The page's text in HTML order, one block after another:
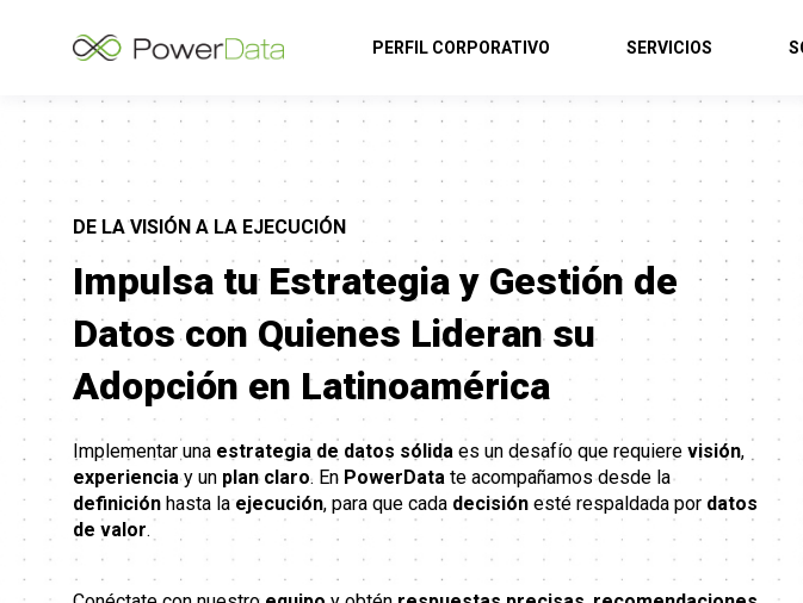
PERFIL CORPORATIVO SERVICIOS
DE LA VISIÓN A LA EJECUCIÓN
Impulsa tu Estrategia y Gestión de
Datos con Quienes Lideran su
Adopción en Latinoamérica
Implementar una estrategia de datos sólidaes un desafío que requiere visión,
experienciay un plan claro. En PowerDatate acompañamos desde la
definiciónhasta laejecución, para que cada decisiónesté respaldada por datos
de valor.